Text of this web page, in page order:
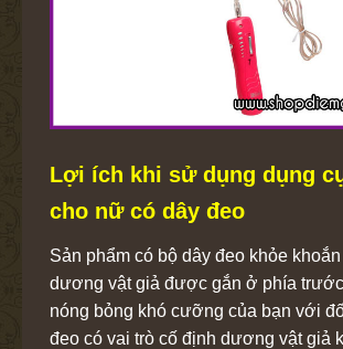
Lợi ích khi sử dụng dụng
cho nữ có dây đeo
Sản phẩm có bộ dây đeo khỏe
dương vật giả được gắn ở phía
nóng bỏng khó cưỡng của bạn với
đeo có vai trò cố định dương vật giả